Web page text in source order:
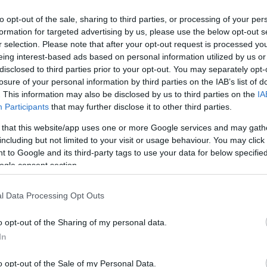
opt-out of the sale, sharing to third parties, or processing of your
for targeted advertising by us, please use the below opt-out
selection. Please note that after your opt-out request is processed
interest-based ads based on personal information utilized by us
to third parties prior to your opt-out. You may separately
of your personal information by third parties on the IAB’s list of
This information may also be disclosed by us to third parties on the
Participants that may further disclose it to other third parties.
that this website/app uses one or more Google services and may
but not limited to your visit or usage behaviour. You may
to Google and its third-party tags to use your data for below
consent section.
Data Processing Opt Outs
opt-out of the Sharing of my personal data.
opt-out of the Sale of my Personal Data.
forrásként a Google Keresőben!
áll a háttérben, ami messze a leggyakoribb
tapasztalatait a Német Autóklub (ADAC)
kapcsolatos hibák, illetve az elektromos autóknál a
teszik ki.
az unalmast
és akulcs, zár vagy indításgátló
ami 60 ezres növekedést jelent az előző évhez képest.
ben már több mint 50 ezer ilyen esetet regisztráltak,